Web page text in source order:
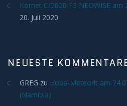
Finsternisse
Sonnenfinsternis
Komet C/2020 F3 NEOWISE
20. Juli 2020
NEUESTE
GREG zu Hoba-Meteorit am
(Namibia)